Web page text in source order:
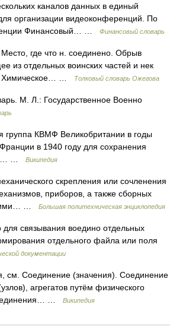
каналов данных в единый
организации видеоконференций. По
Финансовый… …
Финансовый словарь
где что н. соединено. Обрыв
из отдельных воинских частей и нек
Химическое… …
Толковый словарь Ожегова
М. Л.: Государственное Военно
группа КВМФ Великобритании в годы
в 1940 году для сохранения
…
Википедия
скрепления или сочленения
приборов, а также сборных
ими… …
Большая политехническая энциклопедия
связывания воедино отдельных
отдельного файла или поля
документации
см. Соединение (значения). Соединение
агрегатов путём физического
…
Википедия